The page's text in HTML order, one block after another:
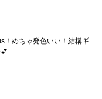
！めちゃ発色いい！結構ギ